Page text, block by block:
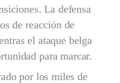
La defensa
de reacción de
el ataque belga
para marcar.
por los miles de